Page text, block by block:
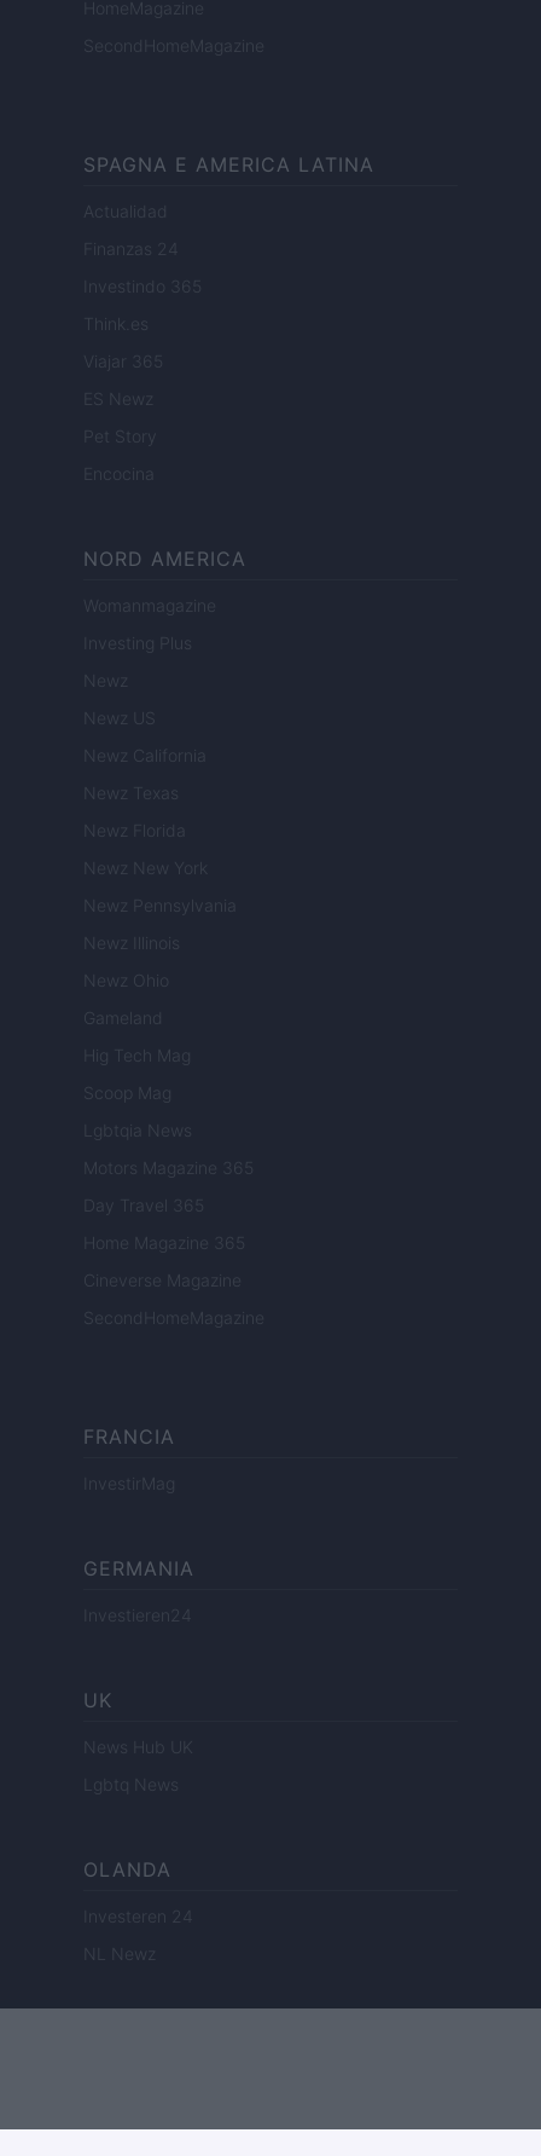
HomeMagazine
SecondHomeMagazine
SPAGNA E AMERICA LATINA
Actualidad
Finanzas 24
Investindo 365
Think.es
Viajar 365
ES Newz
Pet Story
Encocina
NORD AMERICA
Womanmagazine
Investing Plus
Newz
Newz US
Newz California
Newz Texas
Newz Florida
Newz New York
Newz Pennsylvania
Newz Illinois
Newz Ohio
Gameland
Hig Tech Mag
Scoop Mag
Lgbtqia News
Motors Magazine 365
Day Travel 365
Home Magazine 365
Cineverse Magazine
SecondHomeMagazine
FRANCIA
InvestirMag
GERMANIA
Investieren24
UK
News Hub UK
Lgbtq News
OLANDA
Investeren 24
NL Newz